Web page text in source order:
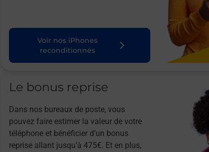
Voir nos iPhones
reconditionnés
Le bonus reprise
Dans nos bureaux de poste, vous
pouvez faire estimer la valeur de votre
téléphone et bénéficier d’un bonus
reprise allant jusqu’à 475€. Et en plus,